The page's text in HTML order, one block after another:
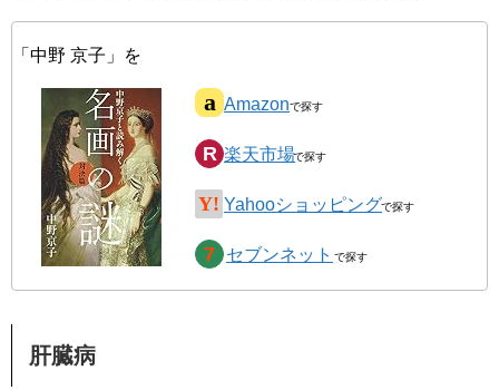
「中野 京子」を
Amazon
楽天市場
Yahooショッピング
セブンネット
肝臓病